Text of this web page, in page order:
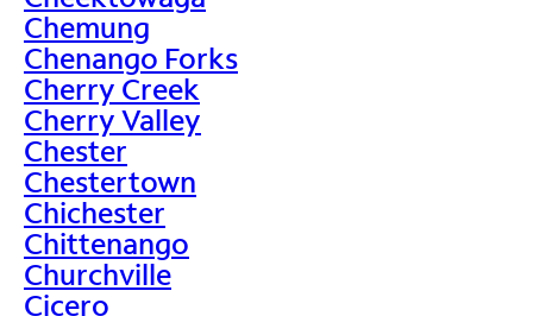
Chemung
Chenango Forks
Cherry Creek
Cherry Valley
Chester
Chestertown
Chichester
Chittenango
Churchville
Cicero